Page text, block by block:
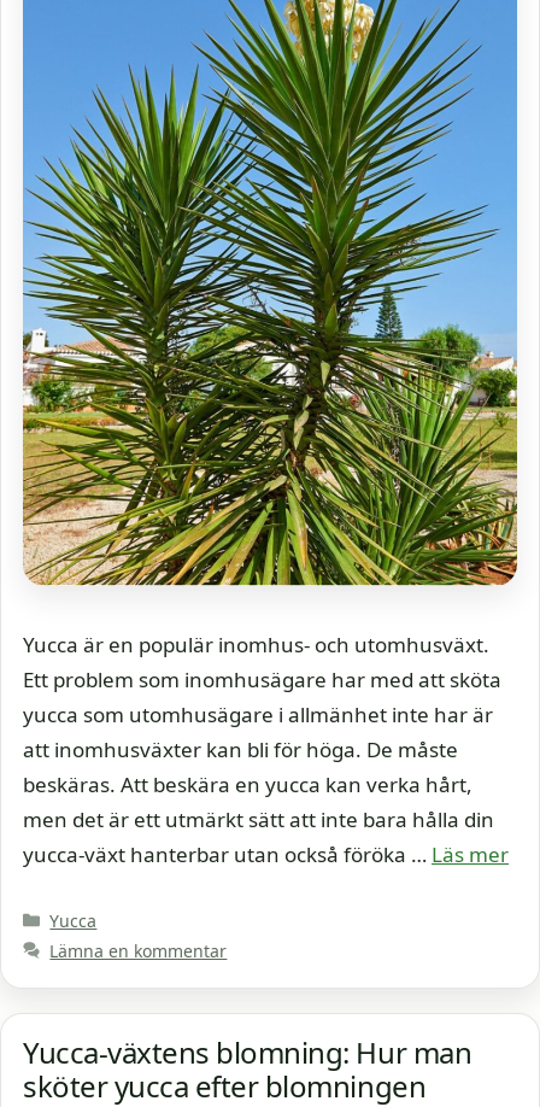
Yucca är en populär inomhus- och utomhusväxt.
Ett problem som inomhusägare har med att sköta
yucca som utomhusägare i allmänhet inte har är
att inomhusväxter kan bli för höga. De måste
beskäras. Att beskära en yucca kan verka hårt,
men det är ett utmärkt sätt att inte bara hålla din
yucca-växt hanterbar utan också föröka … Läs mer
Kategorier
Yucca
Lämna en kommentar
Yucca-växtens blomning: Hur man
sköter yucca efter blomningen